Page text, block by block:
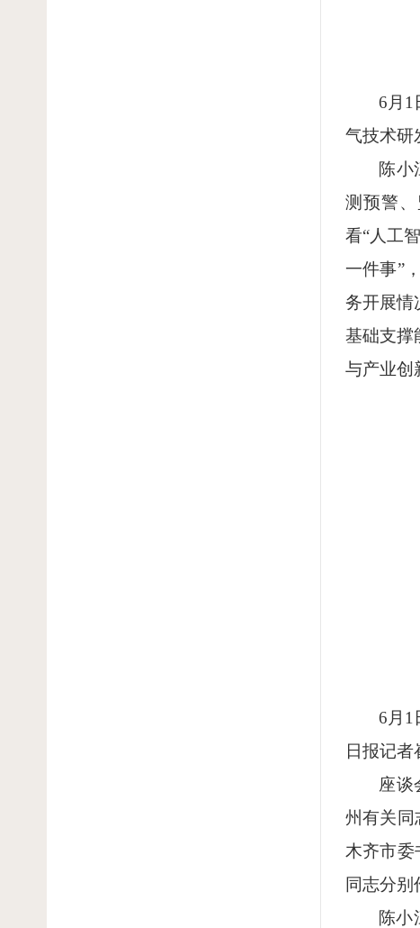
6月1
气技术研
陈小
测预警
看“人工
一件事”
务开展情
基础支撑
与产业创
6月1
日报记者
座谈
州有关同
木齐市委
同志分别
陈小